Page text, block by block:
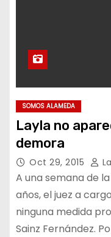
SOMOS ALAMEDA
Layla no
demora
Oct 29, 2015
A una semana de
años, el juez a
ninguna medida
Sainz Fernández.